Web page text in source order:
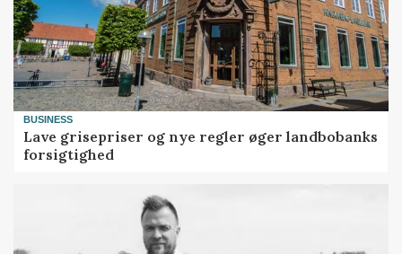
BUSINESS
Lave grisepriser og nye regler øger landbobanks
forsigtighed